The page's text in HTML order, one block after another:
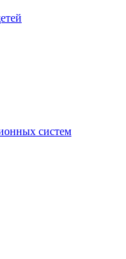
систем